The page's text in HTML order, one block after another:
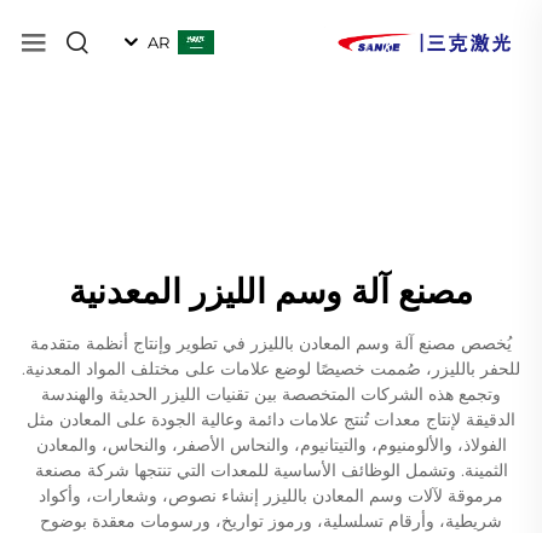
AR
مصنع آلة وسم الليزر المعدنية
يُخصص مصنع آلة وسم المعادن بالليزر في تطوير وإنتاج أنظمة متقدمة
للحفر بالليزر، صُممت خصيصًا لوضع علامات على مختلف المواد المعدنية.
وتجمع هذه الشركات المتخصصة بين تقنيات الليزر الحديثة والهندسة
الدقيقة لإنتاج معدات تُنتج علامات دائمة وعالية الجودة على المعادن مثل
الفولاذ، والألومنيوم، والتيتانيوم، والنحاس الأصفر، والنحاس، والمعادن
الثمينة. وتشمل الوظائف الأساسية للمعدات التي تنتجها شركة مصنعة
مرموقة لآلات وسم المعادن بالليزر إنشاء نصوص، وشعارات، وأكواد
شريطية، وأرقام تسلسلية، ورموز تواريخ، ورسومات معقدة بوضوح